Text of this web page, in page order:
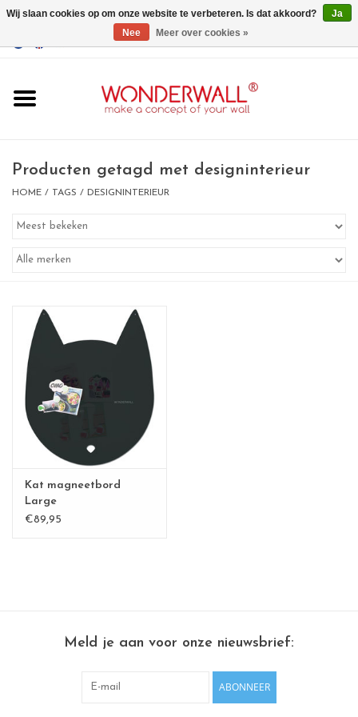
GBP/USD
magneetborden
magneten
BIG SALE , GRAB YOUR
CHANCE
LIMITED EXCLUSIVES
Wandplanken / Shelves
Rechthoekige , vierkante, ronde
magneetborden
Producten getagd met designinterieur
HOME / TAGS / DESIGNINTERIEUR
Kat magneetbord
Large
€89,95
Meld je aan voor onze nieuwsbrief:
ABONNEER
Wij slaan cookies op om onze website te verbeteren. Is dat akkoord?
Ja
Nee
Meer over cookies »